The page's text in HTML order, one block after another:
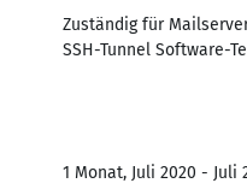
Zuständig für
SSH-Tunnel Software-
1 Monat, Juli 2020 - Juli